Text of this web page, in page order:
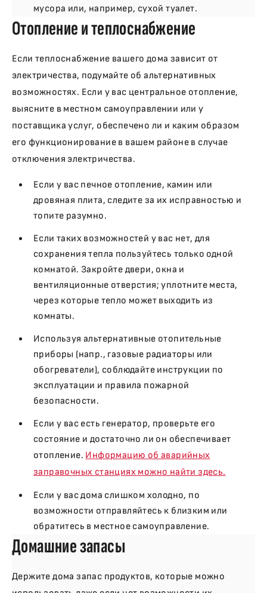
мусора или, например, сухой туалет.
Отопление и теплоснабжение
Если теплоснабжение вашего дома зависит от
электричества, подумайте об альтернативных
возможностях. Если у вас центральное отопление,
выясните в местном самоуправлении или у
поставщика услуг, обеспечено ли и каким образом
его функционирование в вашем районе в случае
отключения электричества.
Если у вас печное отопление, камин или
дровяная плита, следите за их исправностью и
топите разумно.
Если таких возможностей у вас нет, для
сохранения тепла пользуйтесь только одной
комнатой. Закройте двери, окна и
вентиляционные отверстия; уплотните места,
через которые тепло может выходить из
комнаты.
Используя альтернативные отопительные
приборы (напр., газовые радиаторы или
обогреватели), соблюдайте инструкции по
эксплуатации и правила пожарной
безопасности.
Если у вас есть генератор, проверьте его
состояние и достаточно ли он обеспечивает
отопление. Информацию об аварийных
заправочных станциях можно найти здесь.
Если у вас дома слишком холодно, по
возможности отправляйтесь к близким или
обратитесь в местное самоуправление.
Домашние запасы
Держите дома запас продуктов, которые можно